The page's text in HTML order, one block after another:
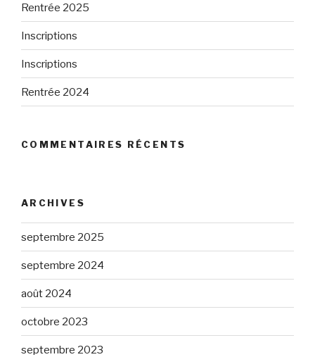
Rentrée 2025
Inscriptions
Inscriptions
Rentrée 2024
COMMENTAIRES RÉCENTS
ARCHIVES
septembre 2025
septembre 2024
août 2024
octobre 2023
septembre 2023